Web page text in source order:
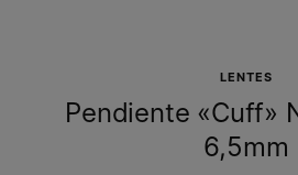
LENTES
Pendiente «Cuff»
6,5mm